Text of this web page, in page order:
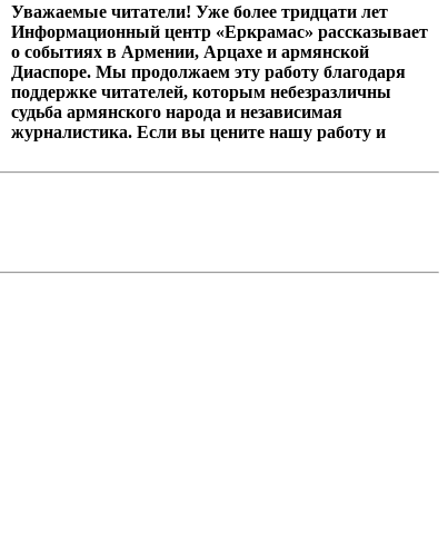
Уважаемые читатели! Уже более тридцати лет
Информационный центр «Еркрамас» рассказывает
о событиях в Армении, Арцахе и армянской
Диаспоре. Мы продолжаем эту работу благодаря
поддержке читателей, которым небезразличны
судьба армянского народа и независимая
журналистика. Если вы цените нашу работу и